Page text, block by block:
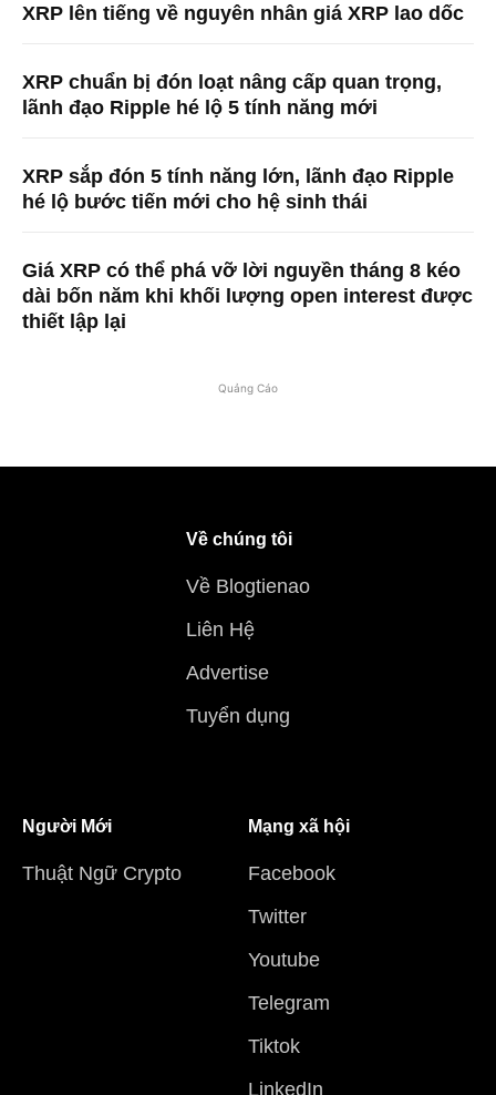
XRP lên tiếng về nguyên nhân giá XRP lao dốc
XRP chuẩn bị đón loạt nâng cấp quan trọng,
lãnh đạo Ripple hé lộ 5 tính năng mới
XRP sắp đón 5 tính năng lớn, lãnh đạo Ripple
hé lộ bước tiến mới cho hệ sinh thái
Giá XRP có thể phá vỡ lời nguyền tháng 8 kéo
dài bốn năm khi khối lượng open interest được
thiết lập lại
Quảng Cáo
Về chúng tôi
Về Blogtienao
Liên Hệ
Advertise
Tuyển dụng
Người Mới
Thuật Ngữ Crypto
Mạng xã hội
Facebook
Twitter
Youtube
Telegram
Tiktok
LinkedIn